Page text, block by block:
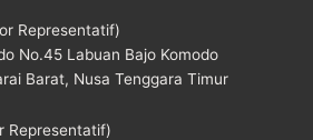
Representatif)
No.45 Labuan Bajo Komodo
Barat, Nusa Tenggara Timur
Representatif)